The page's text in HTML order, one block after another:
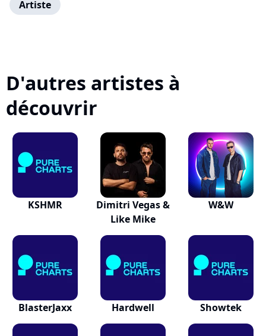
Artiste
D'autres artistes à
découvrir
KSHMR
Dimitri Vegas &
Like Mike
W&W
BlasterJaxx Hardwell Showtek